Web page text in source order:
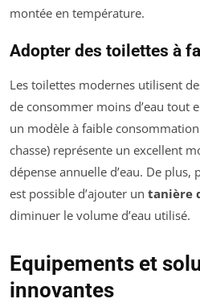
montée en température.
Adopter des toilettes à
Les toilettes modernes utilisent
de consommer moins d’eau tout
un modèle à faible
chasse) représente un excellent
dépense annuelle d’eau. De
est possible d’ajouter un tanière
diminuer le volume d’eau utilisé.
Equipements et
innovantes